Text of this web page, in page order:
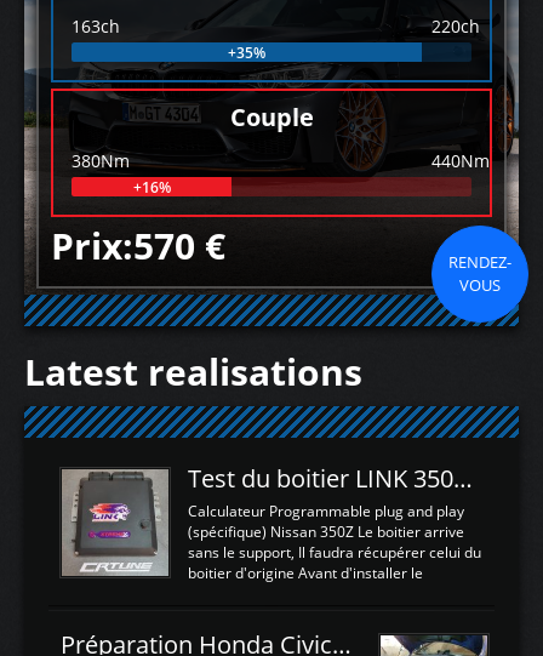
163ch 220ch
+35%
Couple
380Nm 440Nm
+16%
Prix:570 €
RENDEZ-
VOUS
Latest realisations
Test du boitier LINK 350Z Plugin ECU
Calculateur Programmable plug and play
(spécifique) Nissan 350Z Le boitier arrive
sans le support, Il faudra récupérer celui du
boitier d'origine Avant d'installer le
d'envoyer l'information de la large bande
Préparation Honda Civic Type R FK2